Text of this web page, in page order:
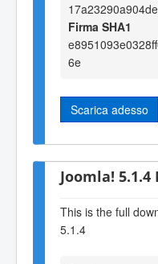
Firma SHA1
6e
Scarica adesso
Joomla!
This is the full
5.1.4